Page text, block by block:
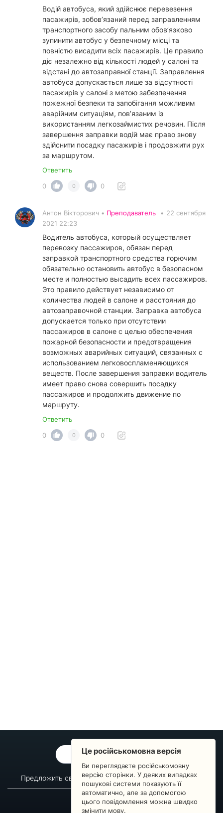
Водій автобуса, який здійснює перевезення
пасажирів, зобов’язаний перед заправленням
транспортного засобу пальним обов’язково
зупинити автобус у безпечному місці та
повністю висадити всіх пасажирів. Це правило
діє незалежно від кількості людей у салоні та
відстані до автозаправної станції. Заправлення
автобуса допускається лише за відсутності
пасажирів у салоні з метою забезпечення
пожежної безпеки та запобігання можливим
аварійним ситуаціям, пов’язаним із
використанням легкозаймистих речовин. Після
завершення заправки водій має право знову
здійснити посадку пасажирів і продовжити рух
за маршрутом.
Ответить
0
0 0
Антон Вікторович • Преподаватель • 22 сентября
2021 22:23
Водитель автобуса, который осуществляет
перевозку пассажиров, обязан перед
заправкой транспортного средства горючим
обязательно остановить автобус в безопасном
месте и полностью высадить всех пассажиров.
Это правило действует независимо от
количества людей в салоне и расстояния до
автозаправочной станции. Заправка автобуса
допускается только при отсутствии
пассажиров в салоне с целью обеспечения
пожарной безопасности и предотвращения
возможных аварийных ситуаций, связанных с
использованием легковоспламеняющихся
веществ. После завершения заправки водитель
имеет право снова совершить посадку
пассажиров и продолжить движение по
маршруту.
Ответить
0
0 0
ОБРАТНАЯ СВЯЗЬ
Предложить свой вопрос Статистика изменений
О сервисе
Преподавателям
Новости
Пульс страны
Це російськомовна версія
Ви переглядаєте російськомовну
версію сторінки. У деяких випадках
пошукові системи показують її
автоматично, але за допомогою
цього повідомлення можна швидко
змінити мову.